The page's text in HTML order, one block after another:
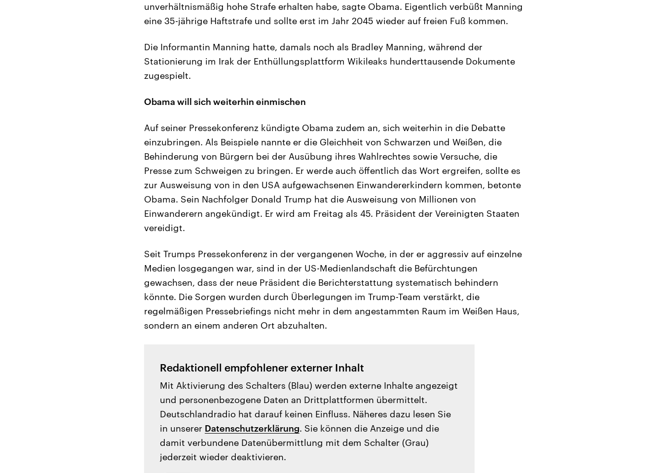
unverhältnismäßig hohe Strafe erhalten habe, sagte Obama. Eigentlich verbüßt Manning
eine 35-jährige Haftstrafe und sollte erst im Jahr 2045 wieder auf freien Fuß kommen.
Die Informantin Manning hatte, damals noch als Bradley Manning, während der
Stationierung im Irak der Enthüllungsplattform Wikileaks hunderttausende Dokumente
zugespielt.
Obama will sich weiterhin einmischen
Auf seiner Pressekonferenz kündigte Obama zudem an, sich weiterhin in die Debatte
einzubringen. Als Beispiele nannte er die Gleichheit von Schwarzen und Weißen, die
Behinderung von Bürgern bei der Ausübung ihres Wahlrechtes sowie Versuche, die
Presse zum Schweigen zu bringen. Er werde auch öffentlich das Wort ergreifen, sollte es
zur Ausweisung von in den USA aufgewachsenen Einwandererkindern kommen, betonte
Obama. Sein Nachfolger Donald Trump hat die Ausweisung von Millionen von
Einwanderern angekündigt. Er wird am Freitag als 45. Präsident der Vereinigten Staaten
vereidigt.
Seit Trumps Pressekonferenz in der vergangenen Woche, in der er aggressiv auf einzelne
Medien losgegangen war, sind in der US-Medienlandschaft die Befürchtungen
gewachsen, dass der neue Präsident die Berichterstattung systematisch behindern
könnte. Die Sorgen wurden durch Überlegungen im Trump-Team verstärkt, die
regelmäßigen Pressebriefings nicht mehr in dem angestammten Raum im Weißen Haus,
sondern an einem anderen Ort abzuhalten.
Redaktionell empfohlener externer Inhalt
Mit Aktivierung des Schalters (Blau) werden externe Inhalte angezeigt
und personenbezogene Daten an Drittplattformen übermittelt.
Deutschlandradio hat darauf keinen Einfluss. Näheres dazu lesen Sie
in unserer Datenschutzerklärung. Sie können die Anzeige und die
damit verbundene Datenübermittlung mit dem Schalter (Grau)
jederzeit wieder deaktivieren.